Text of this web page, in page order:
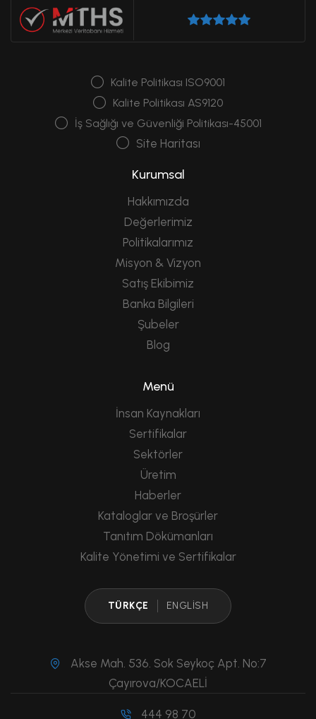
Kalite Politikası ISO9001
Kalite Politikası AS9120
İş Sağlığı ve Güvenliği Politikası-45001
Site Haritası
Kurumsal
Hakkımızda
Değerlerimiz
Politikalarımız
Misyon & Vizyon
Satış Ekibimiz
Banka Bilgileri
Şubeler
Blog
Menü
İnsan Kaynakları
Sertifikalar
Sektörler
Üretim
Haberler
Kataloglar ve Broşürler
Tanıtım Dökümanları
Kalite Yönetimi ve Sertifikalar
TÜRKÇE ENGLISH
Akse Mah. 536. Sok Seykoç Apt. No:7
Çayırova/KOCAELİ
444 98 70